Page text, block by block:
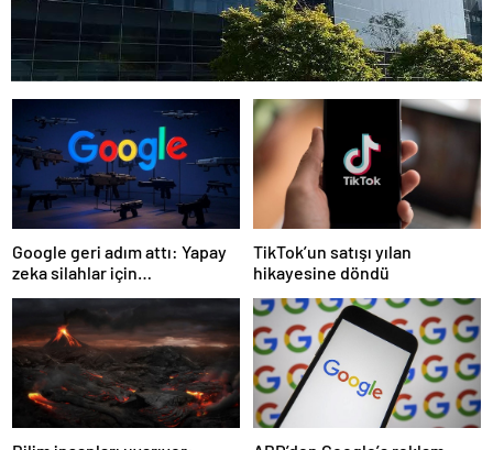
Google geri adım attı: Yapay
zeka silahlar için
TikTok’un satışı yılan
hikayesine döndü